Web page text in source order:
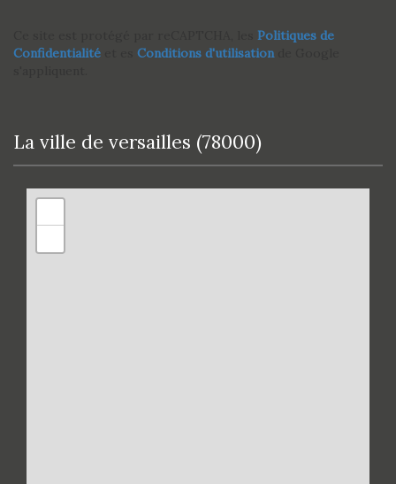
Politiques de
Confidentialité
Conditions d'utilisation
la ville de versailles (78000)